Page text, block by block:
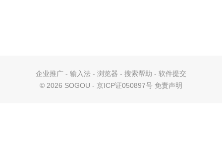
企业推广 - 输入法 - 浏览器 - 搜索帮助 - 软件提交
© 2026 SOGOU - 京ICP证050897号 免责声明